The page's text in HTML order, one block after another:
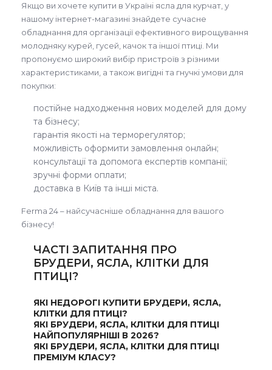
Якщо ви хочете купити в Україні ясла для курчат, у
нашому інтернет-магазині знайдете сучасне
обладнання для організації ефективного вирощування
молодняку курей, гусей, качок та іншої птиці. Ми
пропонуємо широкий вибір пристроїв з різними
характеристиками, а також вигідні та гнучкі умови для
покупки:
постійне надходження нових моделей для дому
та бізнесу;
гарантія якості на терморегулятор;
можливість оформити замовлення онлайн;
консультації та допомога експертів компанії;
зручні форми оплати;
доставка в Київ та інші міста.
Ferma 24 – найсучасніше обладнання для вашого
бізнесу!
ЧАСТІ ЗАПИТАННЯ ПРО
БРУДЕРИ, ЯСЛА, КЛІТКИ ДЛЯ
ПТИЦІ?
ЯКІ НЕДОРОГІ КУПИТИ БРУДЕРИ, ЯСЛА,
КЛІТКИ ДЛЯ ПТИЦІ?
ЯКІ БРУДЕРИ, ЯСЛА, КЛІТКИ ДЛЯ ПТИЦІ
НАЙПОПУЛЯРНІШІ В 2026?
ЯКІ БРУДЕРИ, ЯСЛА, КЛІТКИ ДЛЯ ПТИЦІ
ПРЕМІУМ КЛАСУ?